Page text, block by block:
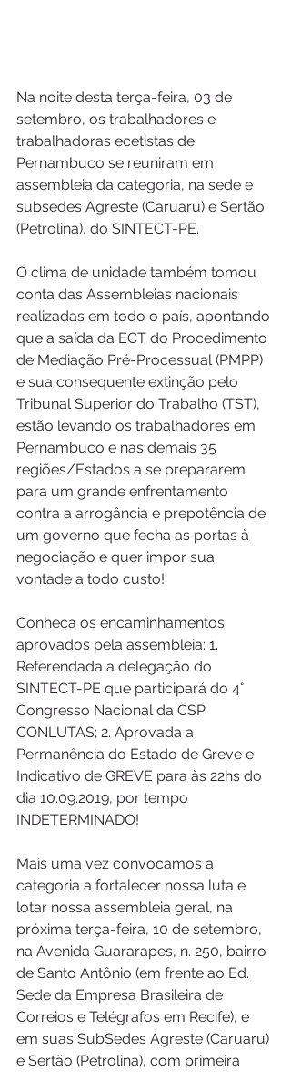
Na noite desta terça-feira, 03 de
setembro, os trabalhadores e
trabalhadoras ecetistas de
Pernambuco se reuniram em
assembleia da categoria, na sede e
subsedes Agreste (Caruaru) e Sertão
(Petrolina), do SINTECT-PE.
O clima de unidade também tomou
conta das Assembleias nacionais
realizadas em todo o país, apontando
que a saída da ECT do Procedimento
de Mediação Pré-Processual (PMPP)
e sua consequente extinção pelo
Tribunal Superior do Trabalho (TST),
estão levando os trabalhadores em
Pernambuco e nas demais 35
regiões/Estados a se prepararem
para um grande enfrentamento
contra a arrogância e prepotência de
um governo que fecha as portas à
negociação e quer impor sua
vontade a todo custo!
Conheça os encaminhamentos
aprovados pela assembleia: 1.
Referendada a delegação do
SINTECT-PE que participará do 4°
Congresso Nacional da CSP
CONLUTAS; 2. Aprovada a
Permanência do Estado de Greve e
Indicativo de GREVE para às 22hs do
dia 10.09.2019, por tempo
INDETERMINADO!
Mais uma vez convocamos a
categoria a fortalecer nossa luta e
lotar nossa assembleia geral, na
próxima terça-feira, 10 de setembro,
na Avenida Guararapes, n. 250, bairro
de Santo Antônio (em frente ao Ed.
Sede da Empresa Brasileira de
Correios e Telégrafos em Recife), e
em suas SubSedes Agreste (Caruaru)
e Sertão (Petrolina), com primeira